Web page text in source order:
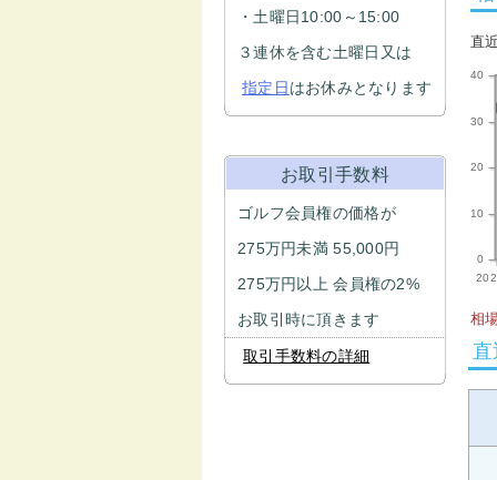
・土曜日10:00～15:00
３連休を含む土曜日又は
指定日はお休みとなります
お取引手数料
ゴルフ会員権の価格が
275万円未満 55,000円
275万円以上 会員権の2%
お取引時に頂きます
取引手数料の詳細
直
0
10
20
30
40
相